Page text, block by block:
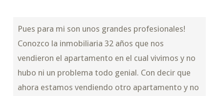
Pues para mi son unos grandes profesionales!
Conozco la inmobiliaria 32 años que nos
vendieron el apartamento en el cual vivimos y no
hubo ni un problema todo genial. Con decir que
ahora estamos vendiendo otro apartamento y no